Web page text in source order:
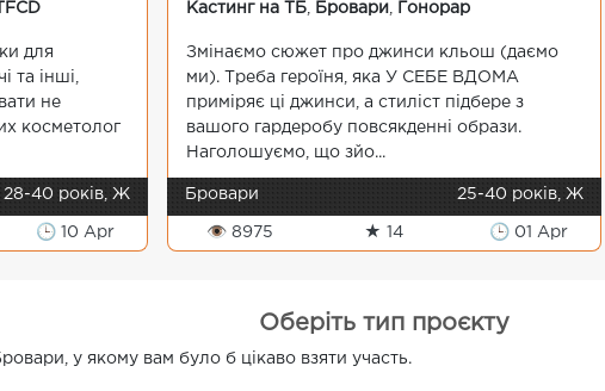
для
та інші,
не
косметолог
28-40 років, Ж
🕒 10 Apr
Кастинг на ТБ Бровари Гонорар
Змінаємо сюжет про джинси кльош (даємо
ми). Треба героїня, яка У СЕБЕ ВДОМА
приміряє ці джинси, а стиліст підбере з
вашого гардеробу повсякденні образи.
Наголошуємо, що зйо...
Бровари 25-40 років, Ж
👁 8975 ★ 14 🕒 01 Apr
Оберіть тип проєкту
у якому вам було б цікаво взяти участь.